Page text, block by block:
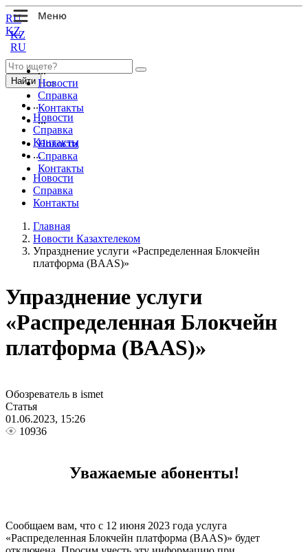
KZ
RU
...
Новости
Справка
Контакты
...
Новости
Справка
Контакты
RU
KZ
Найти
...
Новости
Справка
Контакты
...
Новости
Справка
Контакты
Главная
Новости Казахтелеком
Упразднение услуги «Распределенная Блокчейн
платформа (BAAS)»
Упразднение услуги
«Распределенная Блокчейн
платформа (BAAS)»
Обозреватель в ismet
Статья
01.06.2023, 15:26
10936
Уважаемые абоненты!
Сообщаем вам, что с 12 июня 2023 года услуга
«Распределенная Блокчейн платформа (BAAS)» будет